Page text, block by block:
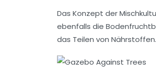
Das Konzept der
ebenfalls die
das Teilen von Nährstoffen.